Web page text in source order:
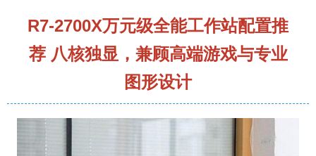
R7-2700X万元级全能工作站配置推
荐 八核独显，兼顾高端游戏与专业
图形设计